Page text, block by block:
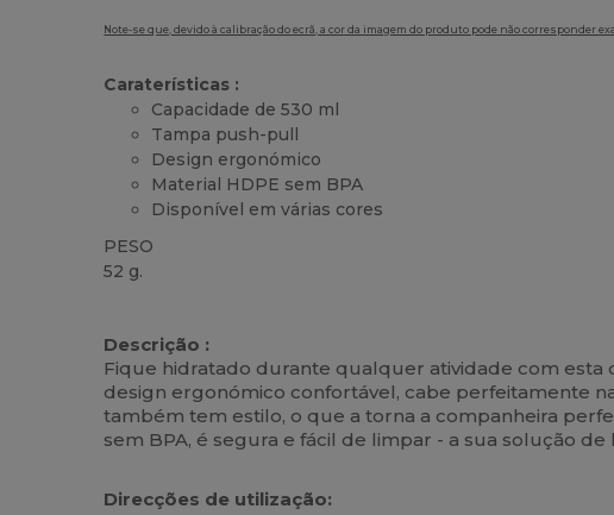
Note-se que, devido à calibração do ecrã, a cor da imagem do produto pode não corresponder
Caraterísticas :
Capacidade de 530 ml
Tampa push-pull
Design ergonómico
Material HDPE sem BPA
Disponível em várias cores
PESO
52 g.
Descrição :
Fique hidratado durante qualquer atividade com
design ergonómico confortável, cabe perfeitamente
também tem estilo, o que a torna a companheira
sem BPA, é segura e fácil de limpar - a sua solução
Direcções de utilização: